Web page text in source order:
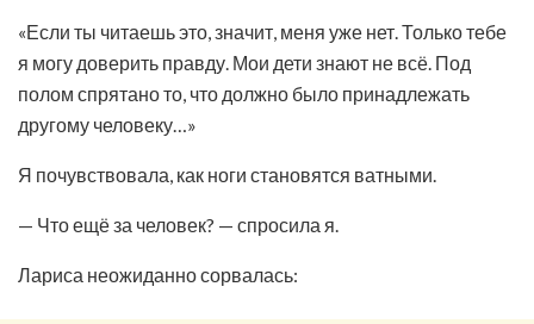
«Если ты читаешь это, значит, меня уже нет. Только тебе
я могу доверить правду. Мои дети знают не всё. Под
полом спрятано то, что должно было принадлежать
другому человеку…»
Я почувствовала, как ноги становятся ватными.
— Что ещё за человек? — спросила я.
Лариса неожиданно сорвалась: